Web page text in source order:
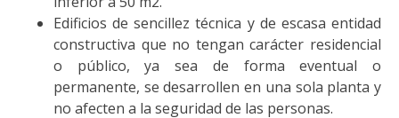
Edificios de sencillez técnica y de escasa entidad
constructiva que no tengan carácter residencial
o público, ya sea de forma eventual o
permanente, se desarrollen en una sola planta y
no afecten a la seguridad de las personas.